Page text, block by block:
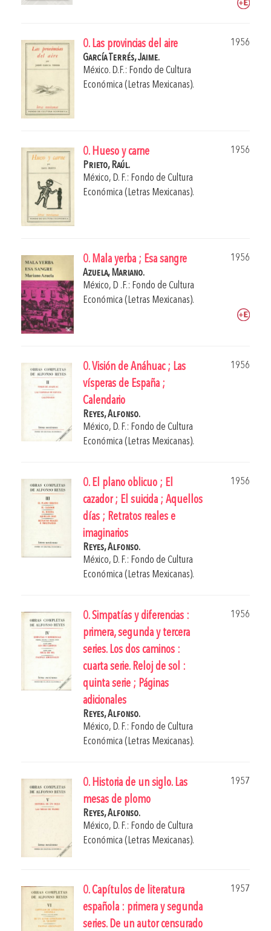
0. Las provincias del aire
1956
García Terrés, Jaime.
México. D.F.: Fondo de Cultura
Económica (Letras Mexicanas).
0. Hueso y carne
1956
Prieto, Raúl.
México, D. F.: Fondo de Cultura
Económica (Letras Mexicanas).
0. Mala yerba ; Esa sangre
1956
Azuela, Mariano.
México, D .F.: Fondo de Cultura
Económica (Letras Mexicanas).
0. Visión de Anáhuac ; Las
vísperas de España ;
Calendario
1956
Reyes, Alfonso.
México, D. F.: Fondo de Cultura
Económica (Letras Mexicanas).
0. El plano oblicuo ; El
cazador ; El suicida ; Aquellos
días ; Retratos reales e
imaginarios
1956
Reyes, Alfonso.
México, D. F.: Fondo de Cultura
Económica (Letras Mexicanas).
0. Simpatías y diferencias :
primera, segunda y tercera
series. Los dos caminos :
cuarta serie. Reloj de sol :
quinta serie ; Páginas
adicionales
1956
Reyes, Alfonso.
México, D. F.: Fondo de Cultura
Económica (Letras Mexicanas).
0. Historia de un siglo. Las
mesas de plomo
1957
Reyes, Alfonso.
México, D. F.: Fondo de Cultura
Económica (Letras Mexicanas).
0. Capítulos de literatura
española : primera y segunda
series. De un autor censurado
1957